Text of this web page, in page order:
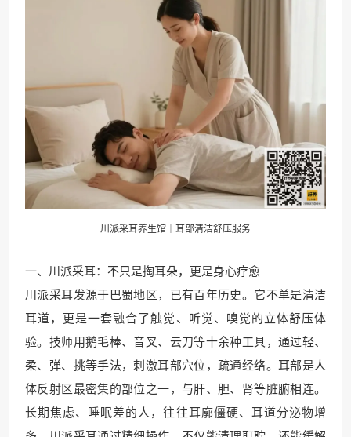
川派采耳养生馆｜耳部清洁舒压服务
一、川派采耳：不只是掏耳朵，更是身心疗愈
川派采耳发源于巴蜀地区，已有百年历史。它不单是清洁
耳道，更是一套融合了触觉、听觉、嗅觉的立体舒压体
验。技师用鹅毛棒、音叉、云刀等十余种工具，通过轻、
柔、弹、挑等手法，刺激耳部穴位，疏通经络。耳部是人
体反射区最密集的部位之一，与肝、胆、肾等脏腑相连。
长期焦虑、睡眠差的人，往往耳廓僵硬、耳道分泌物增